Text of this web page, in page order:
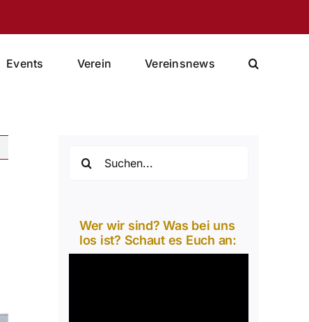
Events Verein Vereinsnews
nach:
Wer wir sind? Was bei uns
los ist? Schaut es Euch an: